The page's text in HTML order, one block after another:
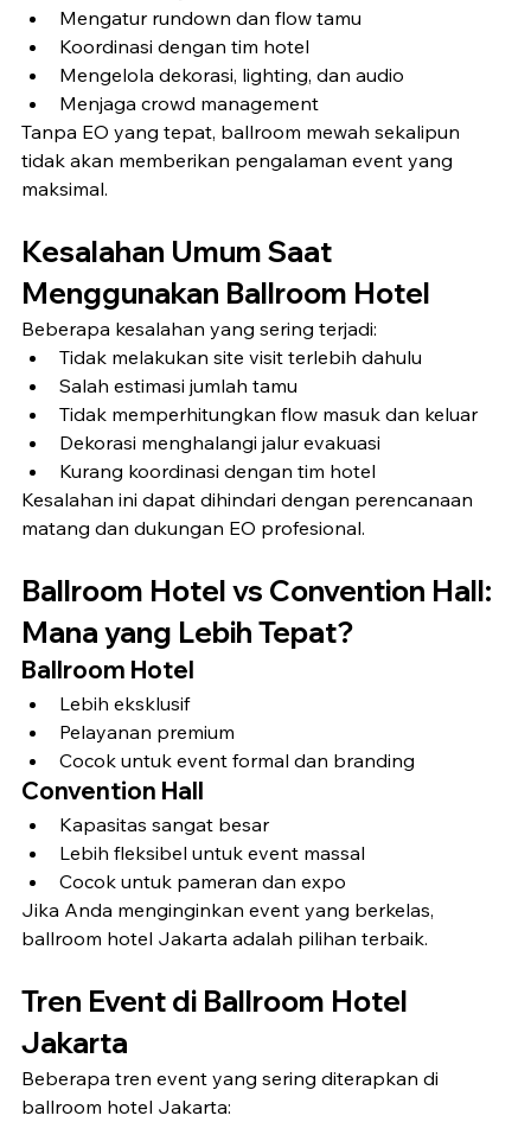
Mengatur rundown dan flow tamu
Koordinasi dengan tim hotel
Mengelola dekorasi, lighting, dan audio
Menjaga crowd management
Tanpa EO yang tepat, ballroom mewah sekalipun
tidak akan memberikan pengalaman event yang
maksimal.
Kesalahan Umum Saat
Menggunakan Ballroom Hotel
Beberapa kesalahan yang sering terjadi:
Tidak melakukan site visit terlebih dahulu
Salah estimasi jumlah tamu
Tidak memperhitungkan flow masuk dan keluar
Dekorasi menghalangi jalur evakuasi
Kurang koordinasi dengan tim hotel
Kesalahan ini dapat dihindari dengan perencanaan
matang dan dukungan EO profesional.
Ballroom Hotel vs Convention Hall:
Mana yang Lebih Tepat?
Ballroom Hotel
Lebih eksklusif
Pelayanan premium
Cocok untuk event formal dan branding
Convention Hall
Kapasitas sangat besar
Lebih fleksibel untuk event massal
Cocok untuk pameran dan expo
Jika Anda menginginkan event yang berkelas,
ballroom hotel Jakarta adalah pilihan terbaik.
Tren Event di Ballroom Hotel
Jakarta
Beberapa tren event yang sering diterapkan di
ballroom hotel Jakarta: